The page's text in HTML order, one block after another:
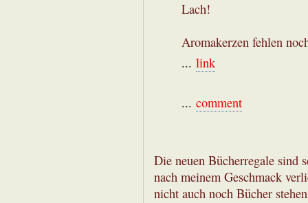
Lach!
Aromakerzen fehlen
... link
... comment
Die neuen Bücherregale sind
nach meinem Geschmack
nicht auch noch Bücher